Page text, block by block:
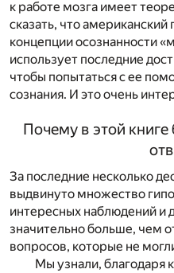
к работе мозга имеет
сказать, что американский
концепции осознанности
использует последние
чтобы попытаться с ее
сознания. И это очень
Почему в этой
За последние несколько
выдвинуто множество
интересных наблюдений и
значительно больше, чем
вопросов, которые не
Мы узнали, благодаря